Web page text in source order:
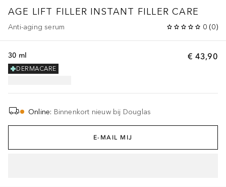
AGE LIFT FILLER INSTANT FILLER CARE
Anti-aging serum 0 (0)
€ 43,90
30 ml
DERMACARE
Online: Binnenkort nieuw bij Douglas
E-MAIL MIJ